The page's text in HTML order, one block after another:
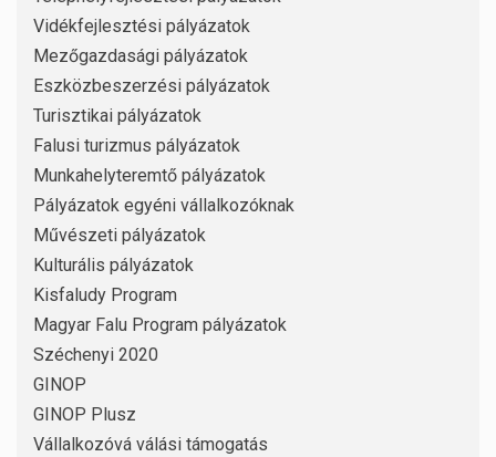
Vidékfejlesztési pályázatok
Mezőgazdasági pályázatok
Eszközbeszerzési pályázatok
Turisztikai pályázatok
Falusi turizmus pályázatok
Munkahelyteremtő pályázatok
Pályázatok egyéni vállalkozóknak
Művészeti pályázatok
Kulturális pályázatok
Kisfaludy Program
Magyar Falu Program pályázatok
Széchenyi 2020
GINOP
GINOP Plusz
Vállalkozóvá válási támogatás